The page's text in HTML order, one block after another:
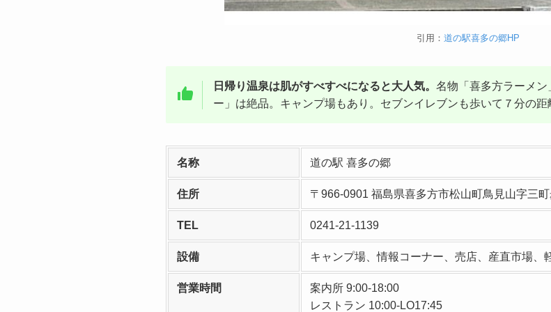
引用： 道の駅喜多の郷HP
日帰り温泉は肌がすべすべになると大人気。 名物「喜多方ラーメ
ー」は絶品。キャンプ場もあり。セブンイレブンも歩いて７分の距
名称 道の駅 喜多の郷
住所 〒966-0901 福島県喜多方市松山町鳥見山字三
TEL 0241-21-1139
設備 キャンプ場、情報コーナー、売店、産直市場、
営業時間
案内所 9:00-18:00
レストラン 10:00-LO17:45